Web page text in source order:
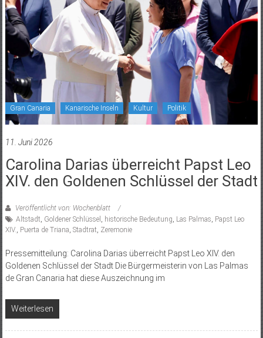
Gran Canaria Kanarische Inseln Kultur Politik
11. Juni 2026
Carolina Darias überreicht Papst Leo
XIV. den Goldenen Schlüssel der Stadt
Veröffentlicht von: Wochenblatt
Altstadt, Goldener Schlüssel , historische Bedeutung, Las Palmas, Papst Leo
XIV., Puerta de Triana, Stadtrat, Zeremonie
Pressemitteilung: Carolina Darias überreicht Papst Leo XIV. den
Goldenen Schlüssel der Stadt Die Bürgermeisterin von Las Palmas
de Gran Canaria hat diese Auszeichnung im
Weiterlesen